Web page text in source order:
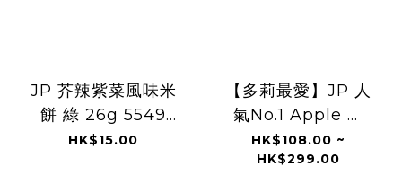
JP 芥辣紫菜風味米
餅 綠 26g 5549
TK260806
HK$15.00
【多莉最愛】JP 人
氣No.1 Apple ＆
Butter 烘烤蘋果牛
油費南雪 4945
HK$108.00 ~
HK$299.00